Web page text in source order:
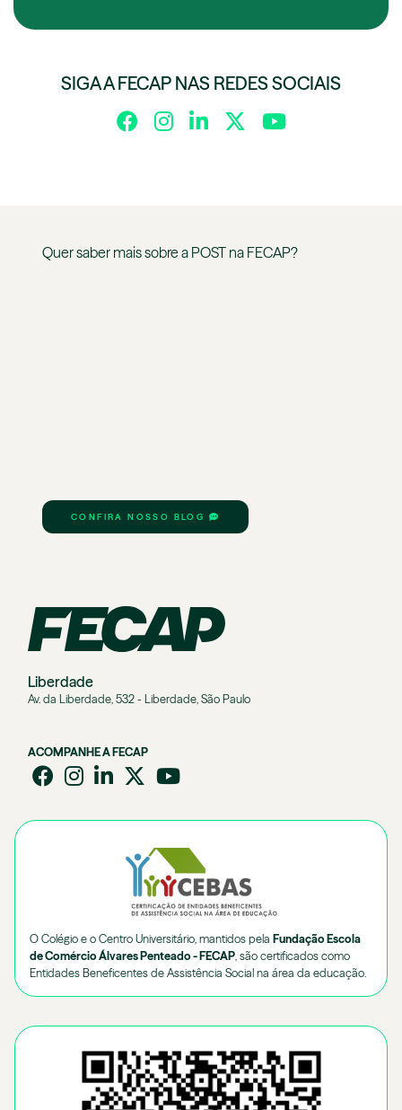
SIGA A FECAP NAS REDES SOCIAIS
Quer saber mais sobre a POST na FECAP?
CONFIRA NOSSO BLOG
Liberdade
Av. da Liberdade, 532 - Liberdade, São Paulo
ACOMPANHE A FECAP
O Colégio e o Centro Universitário, mantidos pela Fundação Escola
de Comércio Álvares Penteado - FECAP , são certificados como
Entidades Beneficentes de Assistência Social na área da educação.